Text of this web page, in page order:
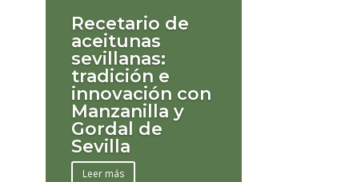
Recetario de
aceitunas
sevillanas:
tradición e
innovación con
Manzanilla y
Gordal de
Sevilla
Leer más